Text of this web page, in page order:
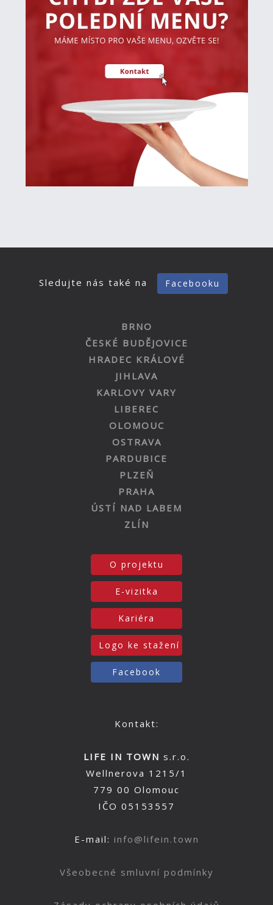
Sledujte nás také na Facebooku
BRNO
ČESKÉ BUDĚJOVICE
HRADEC KRÁLOVÉ
JIHLAVA
KARLOVY VARY
LIBEREC
OLOMOUC
OSTRAVA
PARDUBICE
PLZEŇ
PRAHA
ÚSTÍ NAD LABEM
ZLÍN
O projektu
E-vizitka
Kariéra
Logo ke stažení
Facebook
Kontakt:
LIFE IN TOWN s.r.o.
Wellnerova 1215/1
779 00 Olomouc
IČO 05153557
E-mail: info@lifein.town
Všeobecné smluvní podmínky